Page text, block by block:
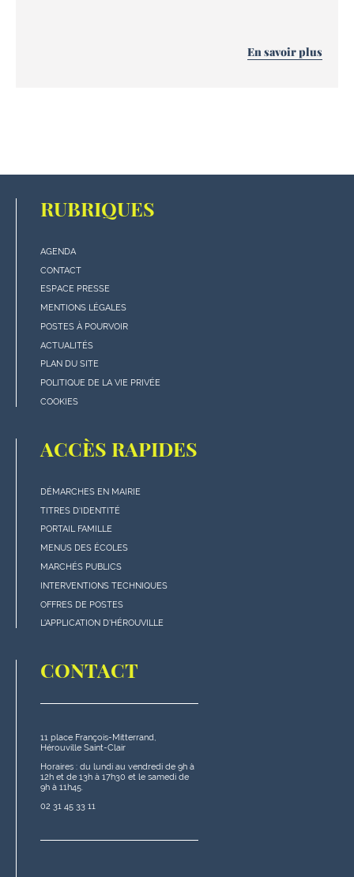
En savoir plus
RUBRIQUES
Menu
"rubriques"
en
bas
de
page
AGENDA
CONTACT
ESPACE PRESSE
MENTIONS LÉGALES
POSTES À POURVOIR
ACTUALITÉS
PLAN DU SITE
POLITIQUE DE LA VIE PRIVÉE
COOKIES
ACCÈS RAPIDES
Menu
"Accès
rapides"
en
bas
de
page
DÉMARCHES EN MAIRIE
TITRES D'IDENTITÉ
PORTAIL FAMILLE
MENUS DES ÉCOLES
MARCHÉS PUBLICS
INTERVENTIONS TECHNIQUES
OFFRES DE POSTES
L'APPLICATION D'HÉROUVILLE
CONTACT
11 place François-Mitterrand,
Hérouville Saint-Clair
Horaires : du lundi au vendredi de 9h à
12h et de 13h à 17h30 et le samedi de
9h à 11h45.
02 31 45 33 11